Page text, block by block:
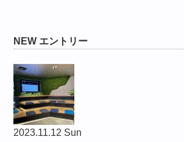
NEW エントリー
2023.11.12 Sun